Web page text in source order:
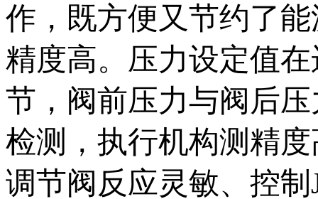
作，既方便又节约了
精度高。压力设定值
节，阀前压力与阀后
检测，执行机构测精
调节阀反应灵敏、控制